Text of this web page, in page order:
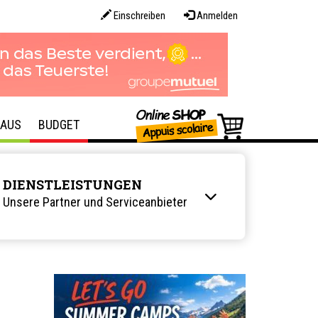
Einschreiben Anmelden
BUDGET
DIENSTLEISTUNGEN
Unsere Partner und Serviceanbieter